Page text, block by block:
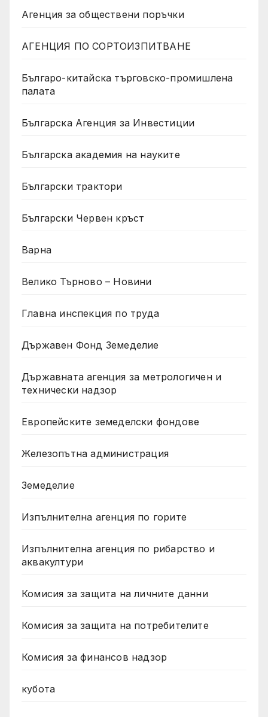
Агенция за обществени поръчки
АГЕНЦИЯ ПО СОРТОИЗПИТВАНЕ
Българо-китайска търговско-промишлена
палата
Българска Агенция за Инвестиции
Българска академия на науките
Български трактори
Български Червен кръст
Варна
Велико Търново – Новини
Главна инспекция по труда
Държавен Фонд Земеделие
Държавната агенция за метрологичен и
технически надзор
Европейските земеделски фондове
Железопътна администрация
Земеделие
Изпълнителна агенция по горите
Изпълнителна агенция по рибарство и
аквакултури
Комисия за защита на личните данни
Комисия за защита на потребителите
Комисия за финансов надзор
кубота